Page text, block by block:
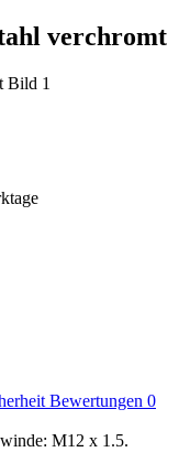
verchromt
Bewertungen 0
M12 x 1.5.